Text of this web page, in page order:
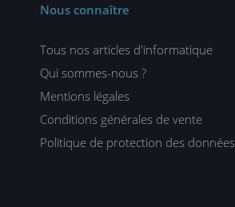
Nous connaître
Tous nos articles d'informatique
Qui sommes-nous ?
Mentions légales
Conditions générales de vente
Politique de protection des données